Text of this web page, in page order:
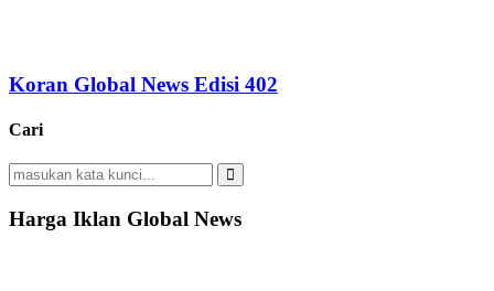
Koran Global News Edisi 402
Cari
Search
for:
Search
Harga Iklan Global News